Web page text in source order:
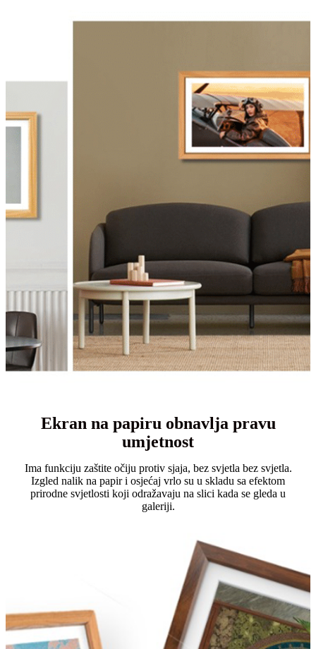
Ekran na papiru obnavlja pravu
umjetnost
Ima funkciju zaštite očiju protiv sjaja, bez svjetla bez svjetla.
Izgled nalik na papir i osjećaj vrlo su u skladu sa efektom
prirodne svjetlosti koji odražavaju na slici kada se gleda u
galeriji.